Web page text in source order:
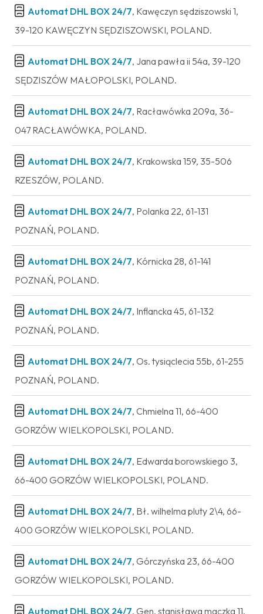
Automat DHL BOX 24/7, Kawęczyn sędziszowski 1,
39-120 KAWĘCZYN SĘDZISZOWSKI, POLAND.
Automat DHL BOX 24/7, Jana pawła ii 54a, 39-120
SĘDZISZÓW MAŁOPOLSKI, POLAND.
Automat DHL BOX 24/7, Racławówka 209a, 36-
047 RACŁAWÓWKA, POLAND.
Automat DHL BOX 24/7, Krakowska 159, 35-506
RZESZÓW, POLAND.
Automat DHL BOX 24/7, Polanka 22, 61-131
POZNAŃ, POLAND.
Automat DHL BOX 24/7, Kórnicka 28, 61-141
POZNAŃ, POLAND.
Automat DHL BOX 24/7, Inflancka 45, 61-132
POZNAŃ, POLAND.
Automat DHL BOX 24/7, Os. tysiąclecia 55b, 61-255
POZNAŃ, POLAND.
Automat DHL BOX 24/7, Chmielna 11, 66-400
GORZÓW WIELKOPOLSKI, POLAND.
Automat DHL BOX 24/7, Edwarda borowskiego 3,
66-400 GORZÓW WIELKOPOLSKI, POLAND.
Automat DHL BOX 24/7, Bł. wilhelma pluty 2\4, 66-
400 GORZÓW WIELKOPOLSKI, POLAND.
Automat DHL BOX 24/7, Górczyńska 23, 66-400
GORZÓW WIELKOPOLSKI, POLAND.
Automat DHL BOX 24/7, Gen. stanisława maczka 11,